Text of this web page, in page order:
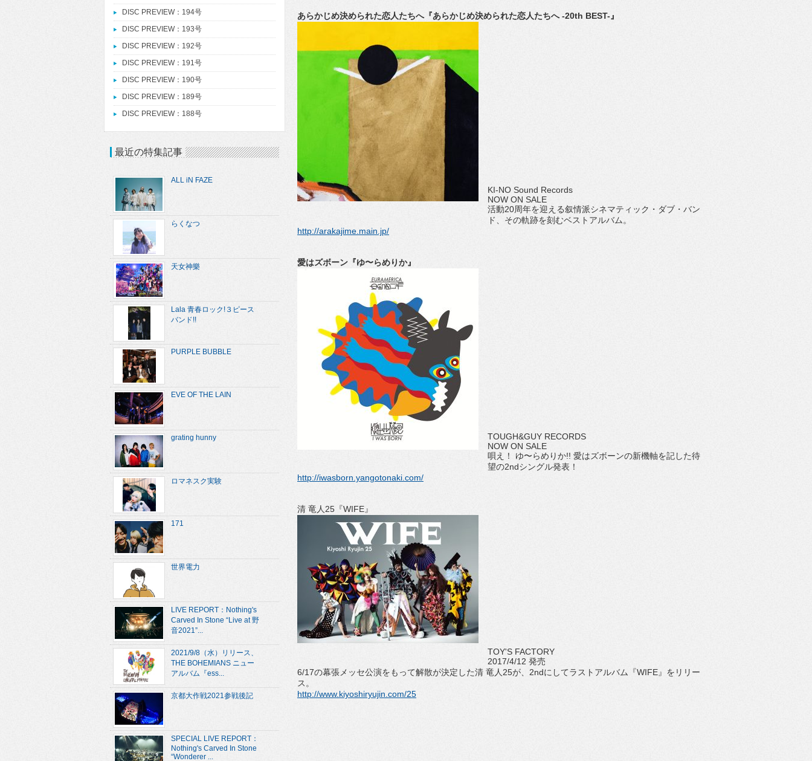
あらかじめ決められた恋人たちへ『あらかじめ決められた恋人たちへ -20th BEST-』
KI-NO Sound Records
NOW ON SALE
活動20周年を迎える叙情派シネマティック・ダブ・バン
ド、その軌跡を刻むベストアルバム。
http://arakajime.main.jp/
愛はズボーン『ゆ〜らめりか』
TOUGH&GUY RECORDS
NOW ON SALE
唄え！ ゆ〜らめりか!! 愛はズボーンの新機軸を記した待
望の2ndシングル発表！
http://iwasborn.yangotonaki.com/
清 竜人25『WIFE』
TOY'S FACTORY
2017/4/12 発売
6/17の幕張メッセ公演をもって解散が決定した清 竜人25が、2ndにしてラストアルバム『WIFE』をリリー
ス。
http://www.kiyoshiryujin.com/25
DISC PREVIEW：194号
DISC PREVIEW：193号
DISC PREVIEW：192号
DISC PREVIEW：191号
DISC PREVIEW：190号
DISC PREVIEW：189号
DISC PREVIEW：188号
最近の特集記事
ALL iN FAZE
らくなつ
天女神樂
Lala 青春ロック!３ピース
バンド!!
PURPLE BUBBLE
EVE OF THE LAIN
grating hunny
ロマネスク実験
171
世界電力
LIVE REPORT：Nothing's
Carved In Stone “Live at 野
音2021”...
2021/9/8（水）リリース、
THE BOHEMIANS ニュー
アルバム『ess...
京都大作戦2021参戦後記
SPECIAL LIVE REPORT：
Nothing's Carved In Stone
“Wonderer ...